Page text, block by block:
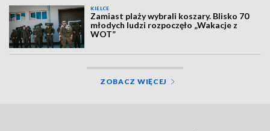
KIELCE
Zamiast plaży wybrali koszary. Blisko 70
młodych ludzi rozpoczęło „Wakacje z
WOT”
ZOBACZ WIĘCEJ